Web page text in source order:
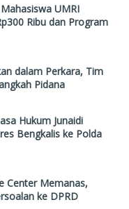
UMRI
Ribu dan Program
dalam Perkara, Tim
Pidana
Hukum Junaidi
Bengkalis ke Polda
Center Memanas,
ke DPRD